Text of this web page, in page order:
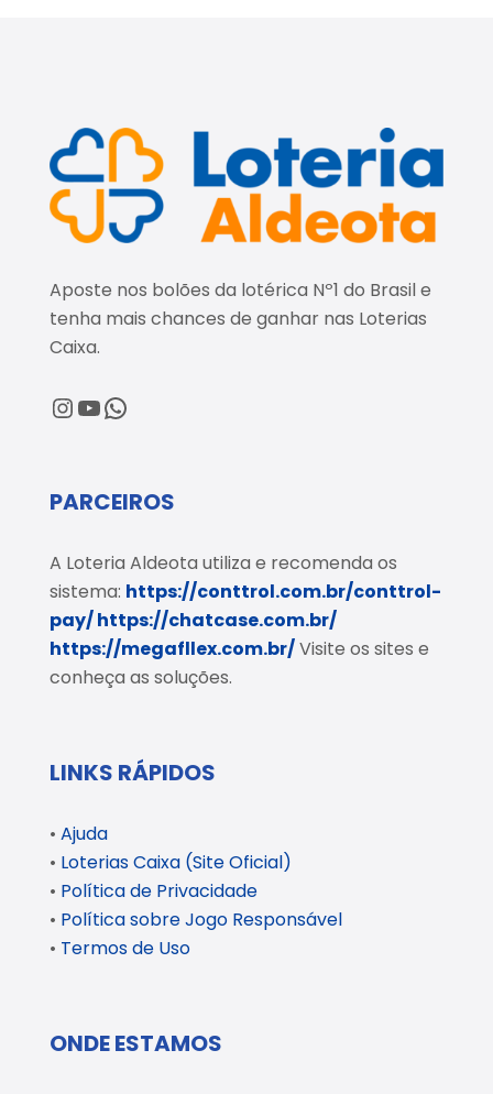
Aposte nos bolões da lotérica Nº1 do Brasil e
tenha mais chances de ganhar nas Loterias
Caixa.
@loteriaaldeota
@loteriaaldeota
Central de Atendimento
PARCEIROS
A Loteria Aldeota utiliza e recomenda os
sistema: https://conttrol.com.br/conttrol-
pay/https://chatcase.com.br/
https://megafllex.com.br/Visite os sites e
conheça as soluções.
LINKS RÁPIDOS
• Ajuda
• Loterias Caixa (Site Oficial)
• Política de Privacidade
• Política sobre Jogo Responsável
• Termos de Uso
ONDE ESTAMOS